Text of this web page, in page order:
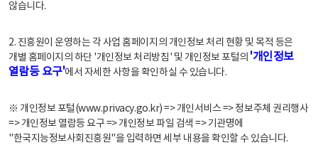
않습니다.
2. 진흥원이 운영하는 각 사업 홈페이지의 개인정보 처리 현황 및 목적 등은
개별 홈페이지의 하단 '개인정보 처리방침' 및 개인정보 포털의 '개인정보
열람등 요구'에서 자세한 사항을 확인하실 수 있습니다.
※ 개인정보 포털(www.privacy.go.kr) => 개인서비스 => 정보주체 권리행사
=> 개인정보 열람등 요구 => 개인정보 파일 검색 => 기관명에
"한국지능정보사회진흥원"을 입력하면 세부 내용을 확인할 수 있습니다.